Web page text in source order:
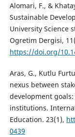
Alomari, F., &
Sustainable
University Science
Ogretim Dergisi,
https://doi.org/
Aras, G., Kutlu
nexus between
development
institutions.
Education. 23(1),
0439